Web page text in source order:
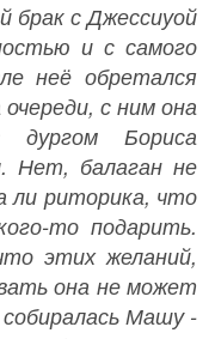
брак с Джессиуой
и с самого
неё обретался
с ним она
Бориса
Нет, балаган не
риторика, что
то подарить.
этих желаний,
она не может
Машу -